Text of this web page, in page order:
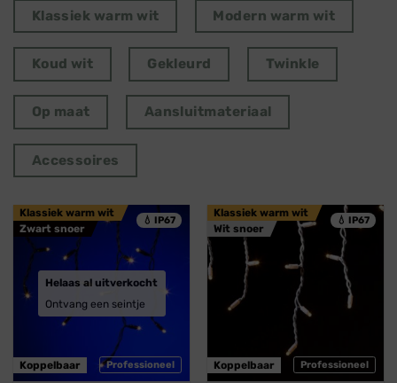
Klassiek warm wit Modern warm wit
Koud wit Gekleurd Twinkle
Op maat Aansluitmateriaal
Accessoires
💧 IP67
Professioneel
Klassiek warm wit
Zwart snoer
Koppelbaar
Helaas al uitverkocht
Ontvang een seintje
💧 IP67
Professioneel
Klassiek warm wit
Wit snoer
Koppelbaar